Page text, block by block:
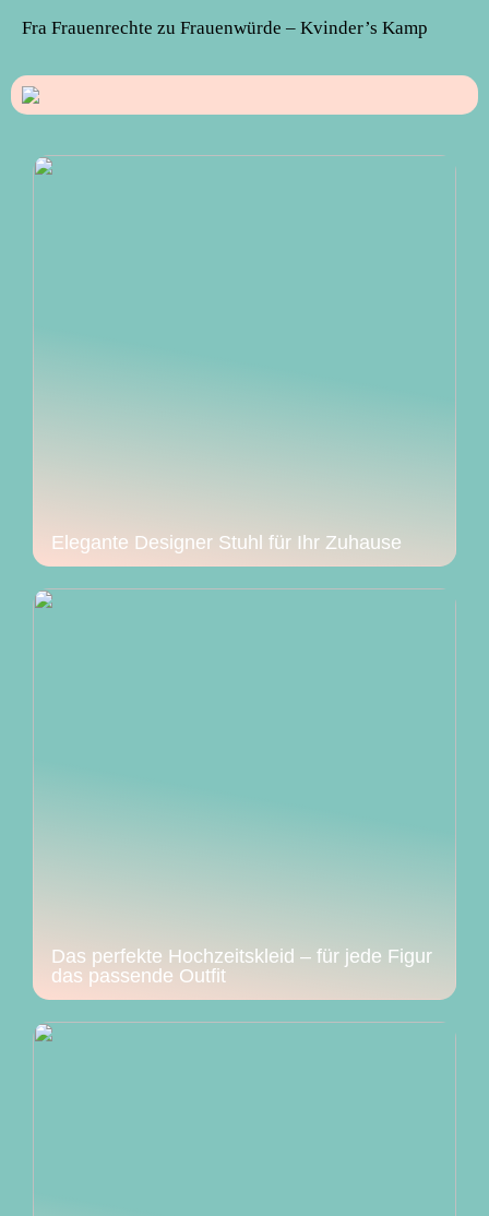
Fra Frauenrechte zu Frauenwürde – Kvinder’s Kamp
Elegante Designer Stuhl für Ihr Zuhause
Das perfekte Hochzeitskleid – für jede Figur
das passende Outfit